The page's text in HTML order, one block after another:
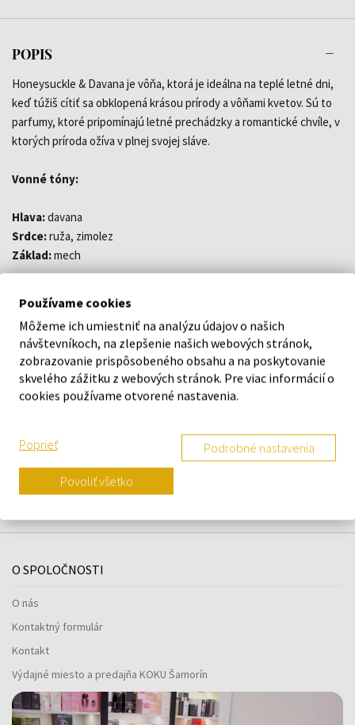
POPIS
Honeysuckle & Davana je vôňa, ktorá je ideálna na teplé letné dni,
keď túžiš cítiť sa obklopená krásou prírody a vôňami kvetov. Sú to
parfumy, ktoré pripomínajú letné prechádzky a romantické chvíle, v
ktorých príroda ožíva v plnej svojej sláve.
Vonné tóny:
Hlava:davana
Srdce:ruža, zimolez
Základ:mech
DETAILY
O ZNAČKE
Náš výber na mieru presne pre
vás
O SPOLOČNOSTI
O nás
Kontaktný formulár
Kontakt
Výdajné miesto a predajňa KOKU Šamorín
Používame cookies
Môžeme ich umiestniť na analýzu údajov o našich
návštevníkoch, na zlepšenie našich webových stránok,
zobrazovanie prispôsobeného obsahu a na poskytovanie
skvelého zážitku z webových stránok. Pre viac informácií o
cookies používame otvorené nastavenia.
Poprieť Podrobné nastavenia
Povoliť všetko